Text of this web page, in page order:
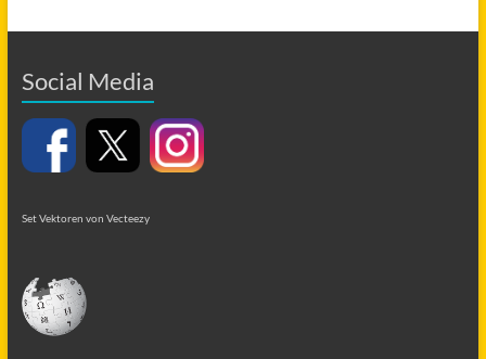
Social Media
Set Vektoren von Vecteezy